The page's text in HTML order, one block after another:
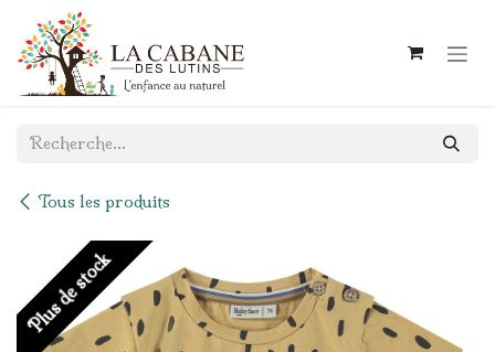
Se rendre au contenu
Tous les produits
Plus de stock